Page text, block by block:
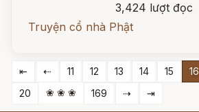
3,424 lượt đọc
Truyện cổ nhà Phật
⇤ ⇠ 11 12 13 14 15 16
20
❀ ❀ ❀ 169 ⇢ ⇥